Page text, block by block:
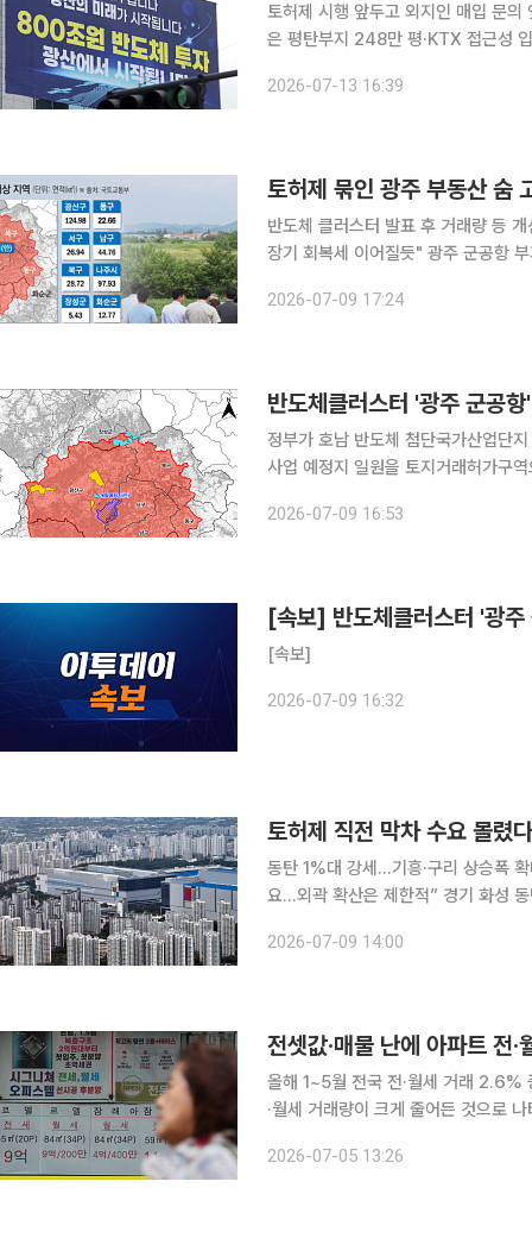
토허제 시행 앞두고 외지인 매입 문
은 평탄부지 248만 평·KTX 접근성
의가 옵니다. 그런데 정작 땅 주인들
2026-07-13 16:39
토허제 묶인 광주 부동산 숨
반도체 클러스터 발표 후 거래량 등
장기 회복세 이어질듯" 광주 군공항 부지 인근이 토지거래허가구역으로 지정되면서 반도체 클러스
분양 심리가 뚜렷하게 개선됐지만 토
2026-07-09 17:24
반도체클러스터 '광주 군공
정부가 호남 반도체 첨단국가산업단
사업 예정지 일원을 토지거래허가구역으로 지정했다. 국토교통부는
2028년 7월 13일까지 2년이다. 정부
2026-07-09 16:53
[속보] 반도체클러스터 '광
[속보]
2026-07-09 16:32
토허제 직전 막차 수요 몰렸
동탄 1%대 강세…기흥·구리 상승폭
요…외곽 확산은 제한적” 경기 화성 동탄과 용인 기흥, 구리의 아파트값이 높은 상승률을 이어갔다.
풀이된다. 반도체 호황을 타고 시작된
2026-07-09 14:00
전셋값·매물 난에 아파트 전
올해 1~5월 전국 전·월세 거래 2.6% 증가
·월세 거래량이 크게 줄어든 것으로
반면 전세 사기 여파로 기피 대상이
2026-07-05 13:26